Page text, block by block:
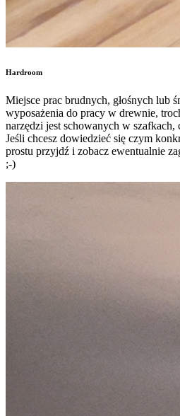
Hardroom
Miejsce prac brudnych, głośnych lub
wyposażenia do pracy w drewnie,
narzędzi jest schowanych w szafkach,
Jeśli chcesz dowiedzieć się czym
prostu przyjdź i zobacz ewentualnie
;-)